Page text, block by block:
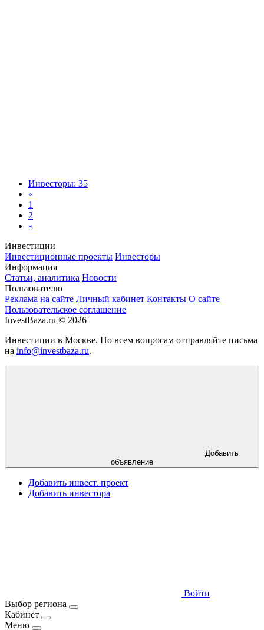
Инвесторы: 35
«
1
2
»
Инвестиции
Инвестиционные проекты Инвесторы
Информация
Статьи, аналитика Новости
Пользователю
Реклама на сайте Личный кабинет Контакты О сайте
Пользовательское соглашение
InvestBaza.ru © 2026
Инвестиции в Москве. По всем вопросам отправляйте письма
на info@investbaza.ru.
Добавить
объявление
Добавить инвест. проект
Добавить инвестора
Войти
Выбор региона
Кабинет
Меню